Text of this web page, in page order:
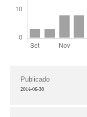
Publicado
2014-06-30